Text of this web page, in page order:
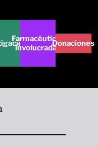
Farmacéuticas
involucradasDonaciones